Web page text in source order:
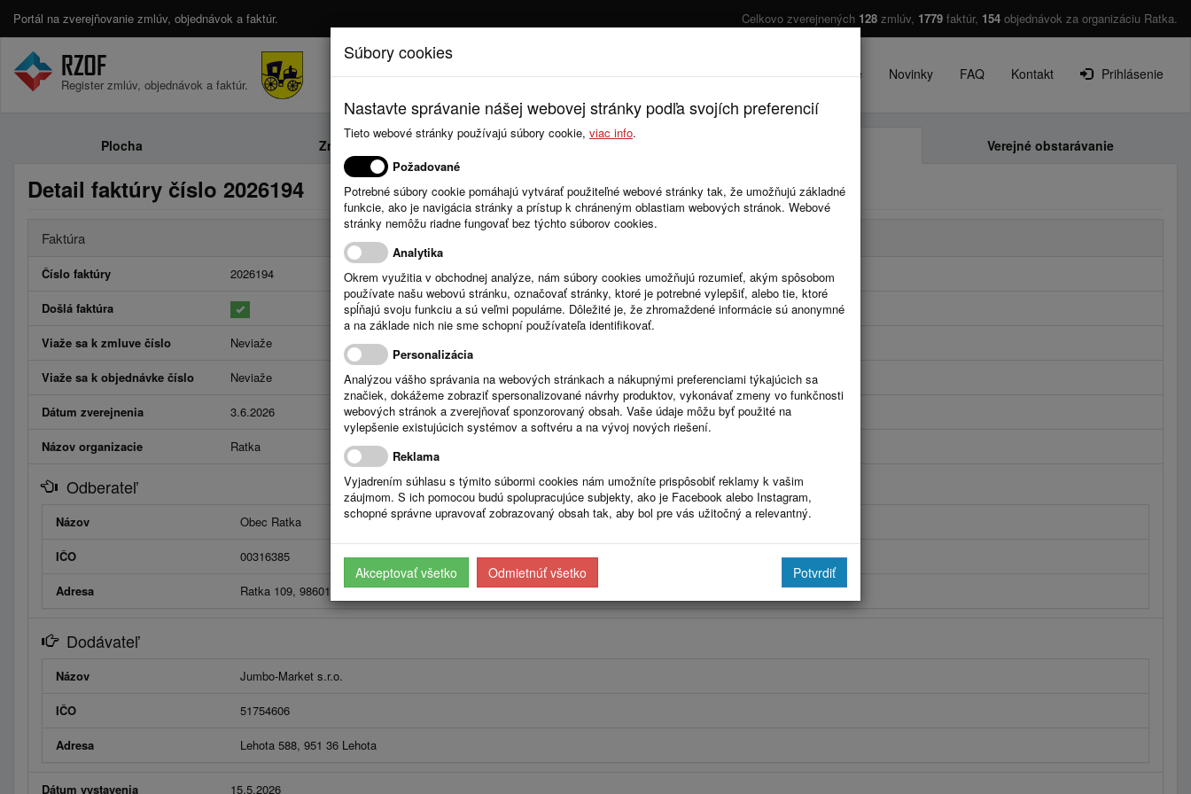
Portál na zverejňovanie zmlúv, objednávok a faktúr. Celkovo zverejnených 128 zmlúv, 1779 faktúr, 154 objednávok za organizáciu Ratka.
Register zmlúv, objednávok a faktúr.
Úvod Cenník O projekte Novinky FAQ Kontakt Prihlásenie
Plocha Zmluvy Objednávky Verejné obstarávanie
Detail faktúry číslo 2026194
Faktúra
Číslo faktúry 2026194
Došlá faktúra
Viaže sa k zmluve číslo Neviaže
Viaže sa k objednávke číslo Neviaže
Dátum zverejnenia 3.6.2026
Názov organizacie Ratka
Odberateľ
Názov Obec Ratka
IČO 00316385
Adresa Ratka 109, 98601 Ratka
Dodávateľ
Názov Jumbo-Market s.r.o.
IČO 51754606
Adresa Lehota 588, 951 36 Lehota
Dátum vystavenia 15.5.2026
Súbory cookies
Nastavte správanie nášej webovej stránky podľa svojích preferencií
Tieto webové stránky používajú súbory cookie, viac info.
Požadované
Potrebné súbory cookie pomáhajú vytvárať použiteľné webové stránky tak, že umožňujú základné
funkcie, ako je navigácia stránky a prístup k chráneným oblastiam webových stránok. Webové
stránky nemôžu riadne fungovať bez týchto súborov cookies.
Analytika
Okrem využitia v obchodnej analýze, nám súbory cookies umožňujú rozumieť, akým spôsobom
používate našu webovú stránku, označovať stránky, ktoré je potrebné vylepšiť, alebo tie, ktoré
spĺňajú svoju funkciu a sú veľmi populárne. Dôležité je, že zhromaždené informácie sú anonymné
a na základe nich nie sme schopní používateľa identifikovať.
Personalizácia
Analýzou vášho správania na webových stránkach a nákupnými preferenciami týkajúcich sa
značiek, dokážeme zobraziť spersonalizované návrhy produktov, vykonávať zmeny vo funkčnosti
webových stránok a zverejňovať sponzorovaný obsah. Vaše údaje môžu byť použité na
vylepšenie existujúcich systémov a softvéru a na vývoj nových riešení.
Reklama
Vyjadrením súhlasu s týmito súbormi cookies nám umožníte prispôsobiť reklamy k vašim
záujmom. S ich pomocou budú spolupracujúce subjekty, ako je Facebook alebo Instagram,
schopné správne upravovať zobrazovaný obsah tak, aby bol pre vás užitočný a relevantný.
Akceptovať všetko Odmietnúť všetko Potvrdiť